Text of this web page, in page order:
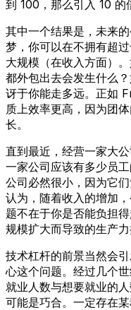
到 100，那么引入 10 的
其中一个结果是，未来
梦，你可以在不拥有超
大规模（在收入方面）
都外包出去会发生什么
讶于你能走多远。正如
质上效率更高，因为团
长。
直到最近，经营一家大
一家公司应该有多少员
公司必然很小，因为它
认为，随着收入的增加
题不在于你是否能负担
规模扩大而导致的生产力
技术杠杆的前景当然会
心这个问题。经过几个
就业人数与想要就业的
可能是巧合。一定存在某